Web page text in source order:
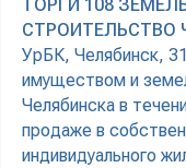
ТОРГИ 108
СТРОИТЕЛЬСТВО
УрБК, Челябинск,
имуществом и
Челябинска в
продаже в
индивидуального